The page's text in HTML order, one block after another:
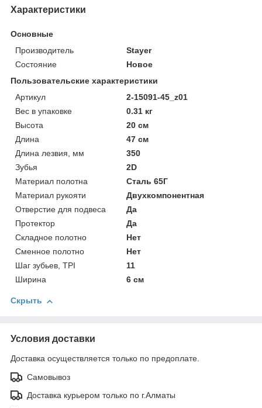
Характеристики
Основные
Производитель
Stayer
Состояние
Новое
Пользовательские характеристики
Артикул
2-15091-45_z01
Вес в упаковке
0.31 кг
Высота
20 см
Длина
47 см
Длина лезвия, мм
350
Зубья
2D
Материал полотна
Сталь 65Г
Материал рукояти
Двухкомпонентная
Отверстие для подвеса
Да
Протектор
Да
Складное полотно
Нет
Сменное полотно
Нет
Шаг зубьев, TPI
11
Ширина
6 см
Скрыть
Условия доставки
Доставка осуществляется только по предоплате.
Самовывоз
Доставка курьером только по г.Алматы